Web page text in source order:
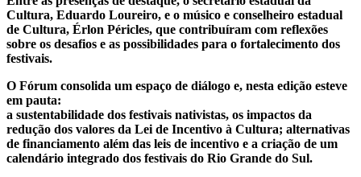
Cultura, Eduardo Loureiro, e o músico e conselheiro estadual
de Cultura, Érlon Péricles, que contribuíram com reflexões
sobre os desafios e as possibilidades para o fortalecimento dos
festivais.
O Fórum consolida um espaço de diálogo e, nesta edição esteve
em pauta:
a sustentabilidade dos festivais nativistas, os impactos da
redução dos valores da Lei de Incentivo à Cultura; alternativas
de financiamento além das leis de incentivo e a criação de um
calendário integrado dos festivais do Rio Grande do Sul.